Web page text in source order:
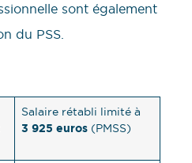
sont également
du PSS.
Salaire rétabli limité à
3 925 euros (PMSS)